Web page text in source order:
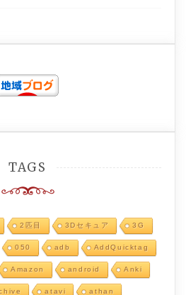
TAGS
2匹目 3Dセキュア 3G
050 adb AddQuicktag
Amazon android Anki
atavi athan